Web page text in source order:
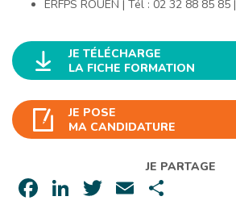
ERFPS ROUEN | Tél : 02 32 88 85 85 |
JE TÉLÉCHARGE
LA FICHE FORMATION
JE POSE
MA CANDIDATURE
JE PARTAGE
Facebook
LinkedIn
Twitter
Email